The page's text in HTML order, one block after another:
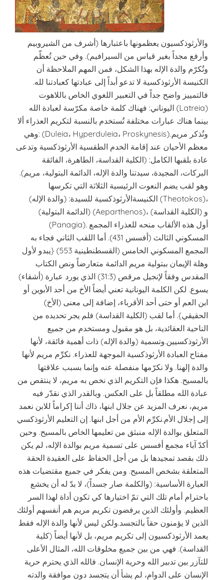
والأرثوذكسيون يعظمونها باعتبارها (أشرف من الشيروبيم
وأرفع مجداً بغير قياس من السيرافيم). وفي حين تُعظّم
وتُكرّم والدة الإله بهذا الشكل، فمن المهم الملاحظة أن
الكنيسة الأرثوذكسية لا تدعو أبداً إلى عبادتها كعبادتنا لله.
فالتمييز واضح جداً في التعبير اللغوي الخاص باللاهوت
اليوناني: فهناك كلمة خاصة مكرّسة لعبادة الله (Latreia)
بينما هناك عبارات مختلفة تُستخدم بالنسبة لتكريم العذراء ألا
وهي: (Duleia، Hyperduleia، Proskynesis).وتُذكر مريم
معظم الأحيان عند إقامة الخدم الطقسية الأرثوذكسية وتدعى
عادة بلقبها الكامل: (الكلية القداسة، الطاهرة، الفائقة
البركات، المجيدة، سيدتنا والدة الإله، الدائمة البتولية، مريم).
وهو لقب يضم النعوت الرئيسية الثلاثة التي تكرسها
الكنيسةالأرثوذكسية للسيدة: (والدة الإله) (Theotokos)،
(الدائمة البتولية) (Aeparthenos)، و (الكلية القداسة)
(Panagia). أول هذه الألقاب منحه للعذراء المجمع
المسكوني الثالث (أفسس 431). أما اللقب الثاني فجاء به
المجمع المسكوني الخامس (القسطنطينية 553) {يبدو لأول
وهلة الإيمان ببتولية مريم الدائمة متعارضاً ونص الكتاب
المقدس وفقاً لإنجيل مرقص (31:3) الذي يورد عبارة (أشقاء)
يسوع. لكن الكلمة اليونانية تعني أيضاً الأخ من أحد الأبوين أو
ابن العم أو حتى أحد الأقرباء، إضافة إلى معنى (الأخ)
الحقيقي}. أما لقب (الكلية القداسة) فلم يجر تحديده من
الناحية العقائدية، بل هو مقبول ومستخدم من جميع
الأرثوذكسيين.وتسمية (والدة الإله) ذات أهمية فائقة، لأنها
مفتاح العبادة الأرثوذكسية الموجهة للعذراء. نكرِّم مريم لأنها
والدة إلهنا. ولا نكرّمها منفصلة عنه وإنما بسبب علاقتها
بالمسيح. هكذا فإن التكريم الذي نخص به مريم، لا ينتقص من
عبادة الله مطلقاً بل على العكس. وبالقدر الذي نقدّر فيه
مريم، نعرف المزيد عن جلال ابنها، ذاك أننا إكراماً للابن نعمد
إلى إجلال الأم.نكرِّم الأم من أجل ابنها. إن التعليم الأرثوذكسي
المتعلق بوالدة الإله منبثق من تعليمها الخاص بالمسيح. وحين
أكدّ آباء مجمع أفسس على تسمية مريم بوالدة الإله، لم يكن
ذلك بقصد تمجيدها بل من أجل الحفاظ على العقيدة الحقة
المتعلقة بشخص المسيح. ومن يفكر في جميع مقتضيات هذه
العبارة الأساسية: (والكلمة صار جسداً)، لا بدّ له أن يخشع
باحترام أمام تلك التي تمّ اختيارها كي تكون أداة لهذا السر
العظيم. وأولئك الذين يرفضون تكريم مريم هم أنفسهم أولئك
الذين لا يؤمنون حقاً بالتجسد.ولكن ليس لأنها والدة الإله فقط
يعمد الأرثوذكسيون إلى تكريم مريم، بل لأنها أيضاً (كلية
القداسة). فهي من بين جميع مخلوقات الله، المثال الأعلى
للتآزر بين تدبير الله وحرية الإنسان. فالله الذي يحترم حرية
الإنسان على الدوام، لم يشأ أن يتجسد دون موافقة والدته